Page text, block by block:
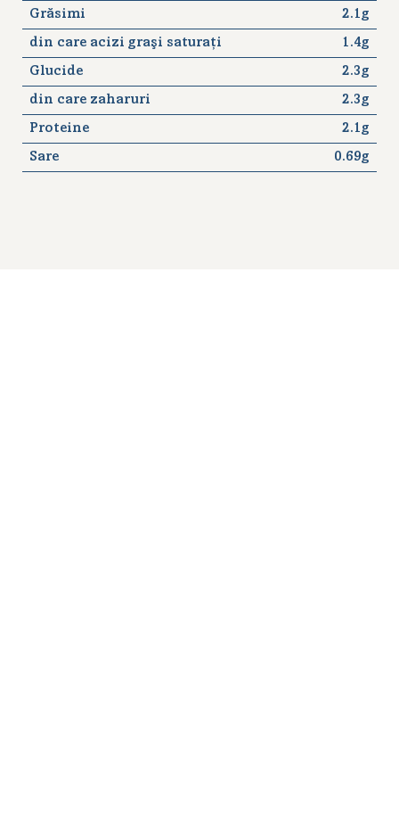
Grăsimi
2.1g
din care acizi graşi saturaţi
1.4g
Glucide
2.3g
din care zaharuri
2.3g
Proteine
2.1g
Sare
0.69g